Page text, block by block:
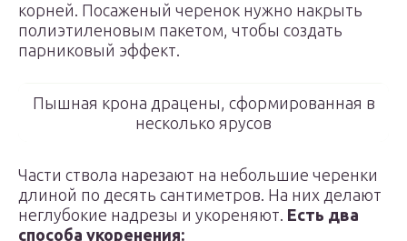
корней. Посаженый черенок нужно накрыть
полиэтиленовым пакетом, чтобы создать
парниковый эффект.
Пышная крона драцены, сформированная в
несколько ярусов
Части ствола нарезают на небольшие черенки
длиной по десять сантиметров. На них делают
неглубокие надрезы и укореняют. Есть два
способа укоренения: